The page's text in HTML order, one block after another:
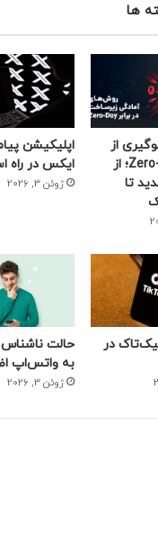
ها
از
حملات Zero-Day؛ از
تا
اپلیکیشن
ایکس در راه
ژوئن 3, 2026
در
به واتس‌اپ
ژوئن 3, 2026